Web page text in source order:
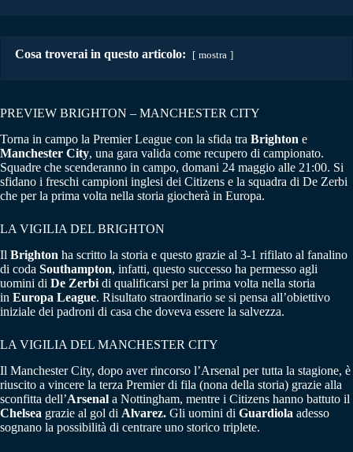
Cosa troverai in questo articolo: mostra
PREVIEW BRIGHTON – MANCHESTER CITY
Torna in campo la Premier League con la sfida tra Brighton e
Manchester City, una gara valida come recupero di campionato.
Squadre che scenderanno in campo, domani 24 maggio alle 21:00. Si
sfidano i freschi campioni inglesi dei Citizens e la squadra di De Zerbi
che per la prima volta nella storia giocherà in Europa.
LA VIGILIA DEL BRIGHTON
Il Brighton ha scritto la storia e questo grazie al 3-1 rifilato al fanalino
di coda Southampton, infatti, questo successo ha permesso agli
uomini di De Zerbi di qualificarsi per la prima volta nella storia
in Europa League. Risultato straordinario se si pensa all’obiettivo
iniziale dei padroni di casa che doveva essere la salvezza.
LA VIGILIA DEL MANCHESTER CITY
Il Manchester City, dopo aver rincorso l’Arsenal per tutta la stagione, è
riuscito a vincere la terza Premier di fila (nona della storia) grazie alla
sconfitta dell’Arsenal a Nottingham, mentre i Citizens hanno battuto il
Chelsea grazie al gol di Alvarez. Gli uomini di Guardiola adesso
sognano la possibilità di centrare uno storico triplete.